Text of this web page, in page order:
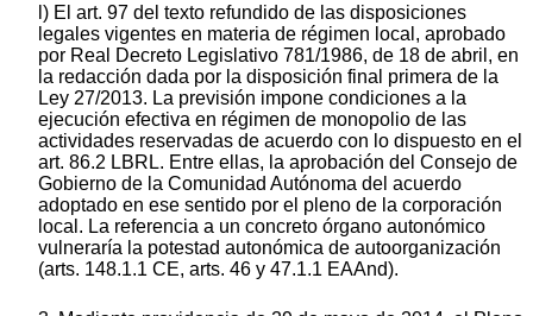
l) El art. 97 del texto refundido de las disposiciones
legales vigentes en materia de régimen local, aprobado
por Real Decreto Legislativo 781/1986, de 18 de abril, en
la redacción dada por la disposición final primera de la
Ley 27/2013. La previsión impone condiciones a la
ejecución efectiva en régimen de monopolio de las
actividades reservadas de acuerdo con lo dispuesto en el
art. 86.2 LBRL. Entre ellas, la aprobación del Consejo de
Gobierno de la Comunidad Autónoma del acuerdo
adoptado en ese sentido por el pleno de la corporación
local. La referencia a un concreto órgano autonómico
vulneraría la potestad autonómica de autoorganización
(arts. 148.1.1 CE, arts. 46 y 47.1.1 EAAnd).